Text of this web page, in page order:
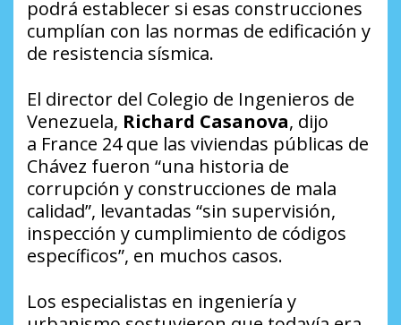
podrá establecer si esas construcciones
cumplían con las normas de edificación y
de resistencia sísmica.
El director del Colegio de Ingenieros de
Venezuela, Richard Casanova, dijo
a France 24que las viviendas públicas de
Chávez fueron “una historia de
corrupción y construcciones de mala
calidad”, levantadas “sin supervisión,
inspección y cumplimiento de códigos
específicos”, en muchos casos.
Los especialistas en ingeniería y